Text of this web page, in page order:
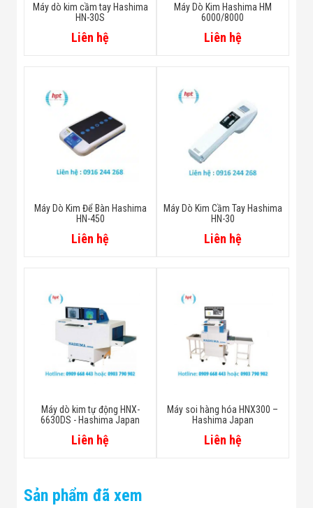
Máy dò kim cầm tay Hashima
HN-30S
Liên hệ
Máy Dò Kim Hashima HM
6000/8000
Liên hệ
Máy Dò Kim Để Bàn Hashima
HN-450
Liên hệ
Máy Dò Kim Cầm Tay Hashima
HN-30
Liên hệ
Máy dò kim tự động HNX-
6630DS - Hashima Japan
Liên hệ
Máy soi hàng hóa HNX300 –
Hashima Japan
Liên hệ
Sản phẩm đã xem